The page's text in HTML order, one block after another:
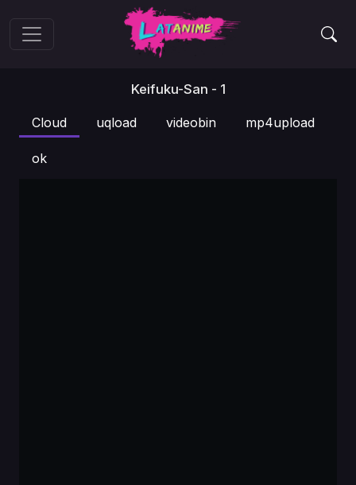
Keifuku-San - 1
Cloud uqload videobin mp4upload
ok